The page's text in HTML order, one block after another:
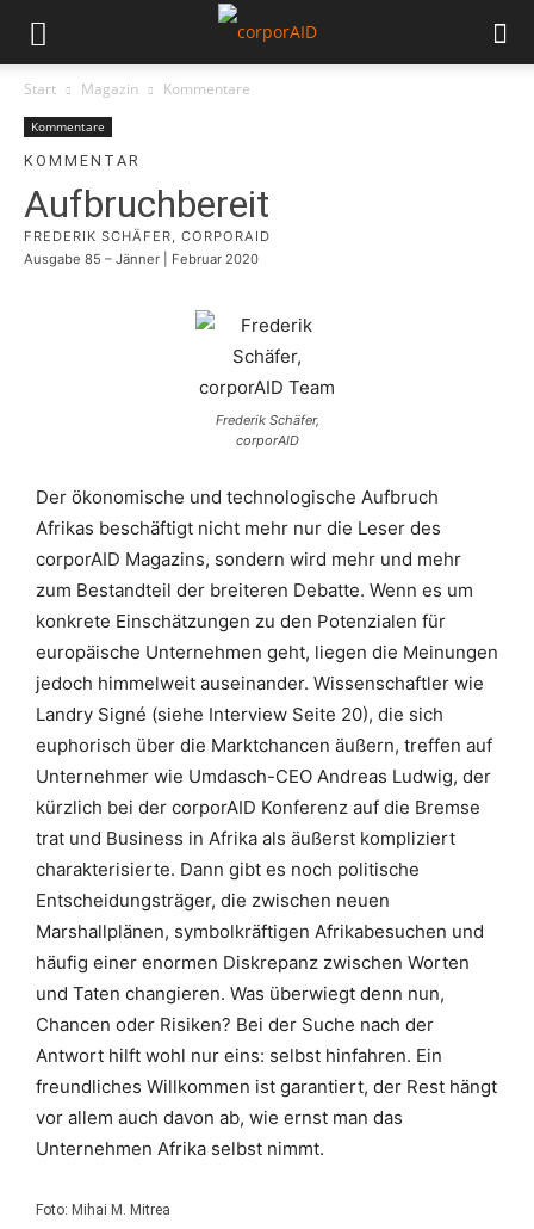
Start Magazin Kommentare
Kommentare
KOMMENTAR
Aufbruchbereit
FREDERIK SCHÄFER, CORPORAID
Ausgabe 85 – Jänner | Februar 2020
Frederik Schäfer,
corporAID
Der ökonomische und technologische Aufbruch
Afrikas beschäftigt nicht mehr nur die Leser des
corporAID Magazins, sondern wird mehr und mehr
zum Bestandteil der breiteren Debatte. Wenn es um
konkrete Einschätzungen zu den Potenzialen für
europäische Unternehmen geht, liegen die Meinungen
jedoch himmelweit auseinander. Wissenschaftler wie
Landry Signé (siehe Interview Seite 20), die sich
euphorisch über die Marktchancen äußern, treffen auf
Unternehmer wie Umdasch-CEO Andreas Ludwig, der
kürzlich bei der corporAID Konferenz auf die Bremse
trat und Business in Afrika als äußerst kompliziert
charakterisierte. Dann gibt es noch politische
Entscheidungsträger, die zwischen neuen
Marshallplänen, symbolkräftigen Afrikabesuchen und
häufig einer enormen Diskrepanz zwischen Worten
und Taten changieren. Was überwiegt denn nun,
Chancen oder Risiken? Bei der Suche nach der
Antwort hilft wohl nur eins: selbst hinfahren. Ein
freundliches Willkommen ist garantiert, der Rest hängt
vor allem auch davon ab, wie ernst man das
Unternehmen Afrika selbst nimmt.
Foto: Mihai M. Mitrea